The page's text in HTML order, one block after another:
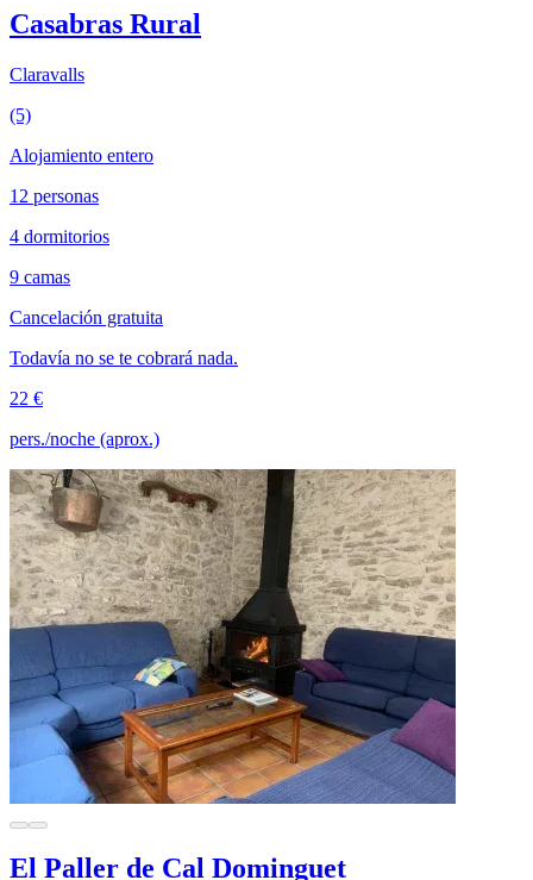
Casabras Rural
Claravalls
(5)
Alojamiento entero
12 personas
4 dormitorios
9 camas
Cancelación gratuita
Todavía no se te cobrará nada.
22 €
pers./noche (aprox.)
El Paller de Cal Dominguet